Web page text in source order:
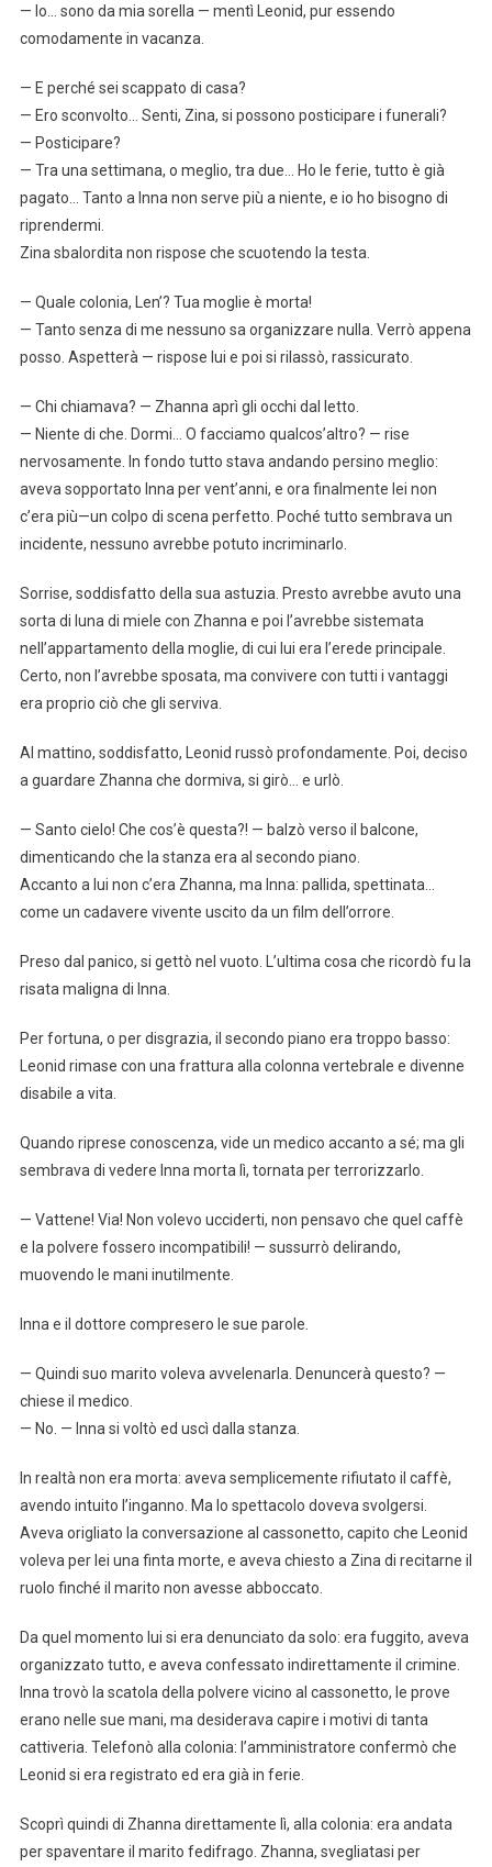
— Io… sono da mia sorella — mentì Leonid, pur essendo
comodamente in vacanza.
— E perché sei scappato di casa?
— Ero sconvolto… Senti, Zina, si possono posticipare i funerali?
— Posticipare?
— Tra una settimana, o meglio, tra due… Ho le ferie, tutto è già
pagato… Tanto a Inna non serve più a niente, e io ho bisogno di
riprendermi.
Zina sbalordita non rispose che scuotendo la testa.
— Quale colonia, Len’? Tua moglie è morta!
— Tanto senza di me nessuno sa organizzare nulla. Verrò appena
posso. Aspetterà — rispose lui e poi si rilassò, rassicurato.
— Chi chiamava? — Zhanna aprì gli occhi dal letto.
— Niente di che. Dormi… O facciamo qualcos’altro? — rise
nervosamente. In fondo tutto stava andando persino meglio:
aveva sopportato Inna per vent’anni, e ora finalmente lei non
c’era più—un colpo di scena perfetto. Poché tutto sembrava un
incidente, nessuno avrebbe potuto incriminarlo.
Sorrise, soddisfatto della sua astuzia. Presto avrebbe avuto una
sorta di luna di miele con Zhanna e poi l’avrebbe sistemata
nell’appartamento della moglie, di cui lui era l’erede principale.
Certo, non l’avrebbe sposata, ma convivere con tutti i vantaggi
era proprio ciò che gli serviva.
Al mattino, soddisfatto, Leonid russò profondamente. Poi, deciso
a guardare Zhanna che dormiva, si girò… e urlò.
— Santo cielo! Che cos’è questa?! — balzò verso il balcone,
dimenticando che la stanza era al secondo piano.
Accanto a lui non c’era Zhanna, ma Inna: pallida, spettinata…
come un cadavere vivente uscito da un film dell’orrore.
Preso dal panico, si gettò nel vuoto. L’ultima cosa che ricordò fu la
risata maligna di Inna.
Per fortuna, o per disgrazia, il secondo piano era troppo basso:
Leonid rimase con una frattura alla colonna vertebrale e divenne
disabile a vita.
Quando riprese conoscenza, vide un medico accanto a sé; ma gli
sembrava di vedere Inna morta lì, tornata per terrorizzarlo.
— Vattene! Via! Non volevo ucciderti, non pensavo che quel caffè
e la polvere fossero incompatibili! — sussurrò delirando,
muovendo le mani inutilmente.
Inna e il dottore compresero le sue parole.
— Quindi suo marito voleva avvelenarla. Denuncerà questo? —
chiese il medico.
— No. — Inna si voltò ed uscì dalla stanza.
In realtà non era morta: aveva semplicemente rifiutato il caffè,
avendo intuito l’inganno. Ma lo spettacolo doveva svolgersi.
Aveva origliato la conversazione al cassonetto, capito che Leonid
voleva per lei una finta morte, e aveva chiesto a Zina di recitarne il
ruolo finché il marito non avesse abboccato.
Da quel momento lui si era denunciato da solo: era fuggito, aveva
organizzato tutto, e aveva confessato indirettamente il crimine.
Inna trovò la scatola della polvere vicino al cassonetto, le prove
erano nelle sue mani, ma desiderava capire i motivi di tanta
cattiveria. Telefonò alla colonia: l’amministratore confermò che
Leonid si era registrato ed era già in ferie.
Scoprì quindi di Zhanna direttamente lì, alla colonia: era andata
per spaventare il marito fedifrago. Zhanna, svegliatasi per